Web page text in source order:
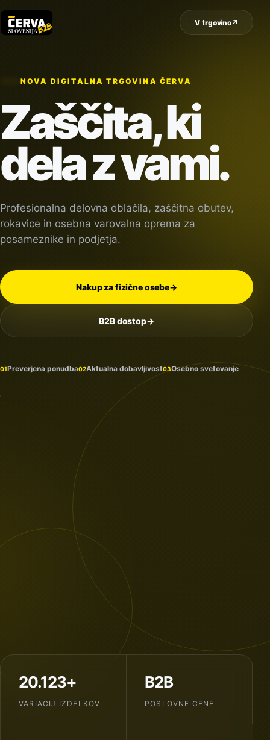
V trgovino↗
NOVA DIGITALNA TRGOVINA ČERVA
Zaščita, ki
dela z vami.
Profesionalna delovna oblačila, zaščitna obutev,
rokavice in osebna varovalna oprema za
posameznike in podjetja.
Nakup za fizične osebe→
B2B dostop→
01Preverjena ponudba02Aktualna dobavljivost03Osebno svetovanje
Na
prihaja
20.123+
VARIACIJ IZDELKOV
B2B
POSLOVNE CENE